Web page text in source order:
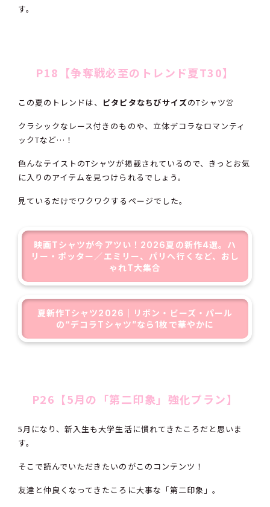
す。
P18【争奪戦必至のトレンド夏T30】
この夏のトレンドは、 ピタピタなちびサイズのTシャツ👚
クラシックなレース付きのものや、立体デコラなロマンティ
ックTなど…！
色んなテイストのTシャツが掲載されているので、きっとお気
に入りのアイテムを見つけられるでしょう。
見ているだけでワクワクするページでした。
映画Tシャツが今アツい！2026夏の新作4選。ハ
リー・ポッター／エミリー、パリへ行くなど、おし
ゃれT大集合
夏新作Tシャツ2026｜リボン・ビーズ・パール
の“デコラTシャツ”なら1枚で華やかに
P26【5月の「第二印象」強化プラン】
5月になり、新入生も大学生活に慣れてきたころだと思いま
す。
そこで読んでいただきたいのがこのコンテンツ！
友達と仲良くなってきたころに大事な「第二印象」。